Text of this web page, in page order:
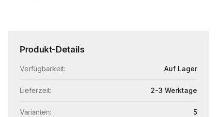
Produkt-Details
Verfügbarkeit: Auf Lager
Lieferzeit: 2-3 Werktage
Varianten: 5